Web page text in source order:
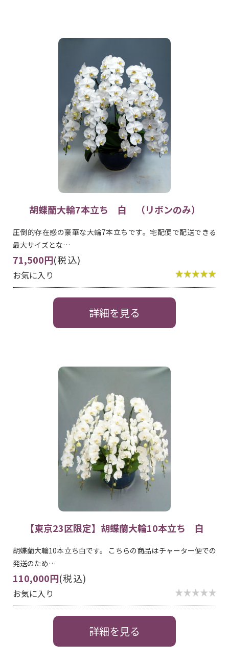
胡蝶蘭大輪7本立ち 白 （リボンのみ）
圧倒的存在感の豪華な大輪7本立ちです。宅配便で配送できる
最大サイズとな…
71,500円(税込)
お気に入り
詳細を見る
【東京23区限定】胡蝶蘭大輪10本立ち 白
胡蝶蘭大輪10本立ち白です。 こちらの商品はチャーター便での
発送のため…
110,000円(税込)
お気に入り
詳細を見る